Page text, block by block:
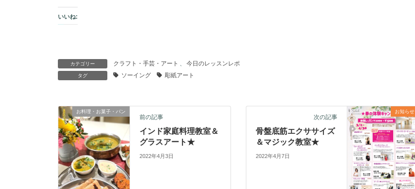
いいね:
カテゴリー クラフト・ 手芸・アート 今日のレッスンレポ
タグ ソーイング 彫紙アート
お料理・お菓子・パン
前の記事
インド家庭料理教室＆
グラスアート★
2022年4月3日
お知らせ
次の記事
骨盤底筋エクササイズ
＆マジック教室★
2022年4月7日